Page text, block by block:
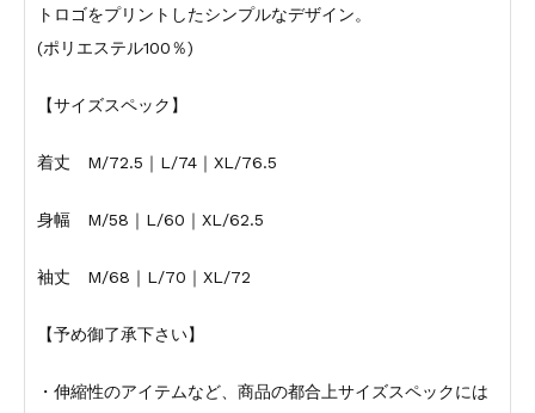
トロゴをプリントしたシンプルなデザイン。
(ポリエステル100％)
【サイズスペック】
着丈 M/72.5｜L/74｜XL/76.5
身幅 M/58｜L/60｜XL/62.5
袖丈 M/68｜L/70｜XL/72
【予め御了承下さい】
・伸縮性のアイテムなど、商品の都合上サイズスペックには